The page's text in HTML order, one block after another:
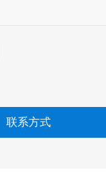
联系方式